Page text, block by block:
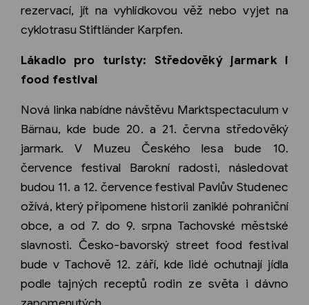
rezervací, jít na vyhlídkovou věž nebo vyjet na
cyklotrasu Stiftländer Karpfen.
Lákadlo pro turisty: Středověký jarmark i
food festival
Nová linka nabídne návštěvu Marktspectaculum v
Bärnau, kde bude 20. a 21. června středověký
jarmark. V Muzeu Českého lesa bude 10.
července festival Barokní radosti, následovat
budou 11. a 12. července festival Pavlův Studenec
ožívá, který připomene historii zaniklé pohraniční
obce, a od 7. do 9. srpna Tachovské městské
slavnosti. Česko-bavorský street food festival
bude v Tachově 12. září, kde lidé ochutnají jídla
podle tajných receptů rodin ze světa i dávno